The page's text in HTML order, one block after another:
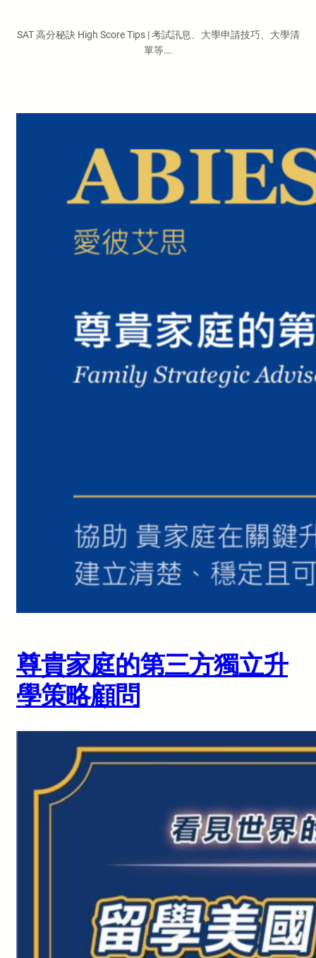
SAT 高分秘訣 High Score Tips | 考試訊息、大學申請技巧、大學清
單等….
尊貴家庭的第三方獨立升
學策略顧問